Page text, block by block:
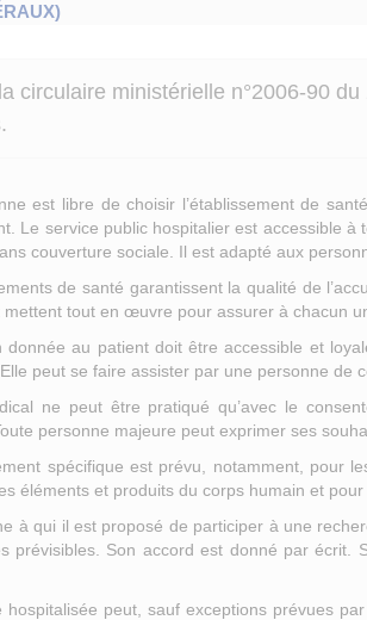
circulaire ministérielle n°2006-90
est libre de choisir l’établissement de
Le service public hospitalier est accessible
couverture sociale. Il est adapté aux
de santé garantissent la qualité de
mettent tout en œuvre pour assurer à chacun
donnée au patient doit être accessible et
peut se faire assister par une personne de
ne peut être pratiqué qu’avec le
personne majeure peut exprimer ses
spécifique est prévu, notamment, pour
éléments et produits du corps humain et
à qui il est proposé de participer à une
prévisibles. Son accord est donné par écrit.
hospitalisée peut, sauf exceptions prévues